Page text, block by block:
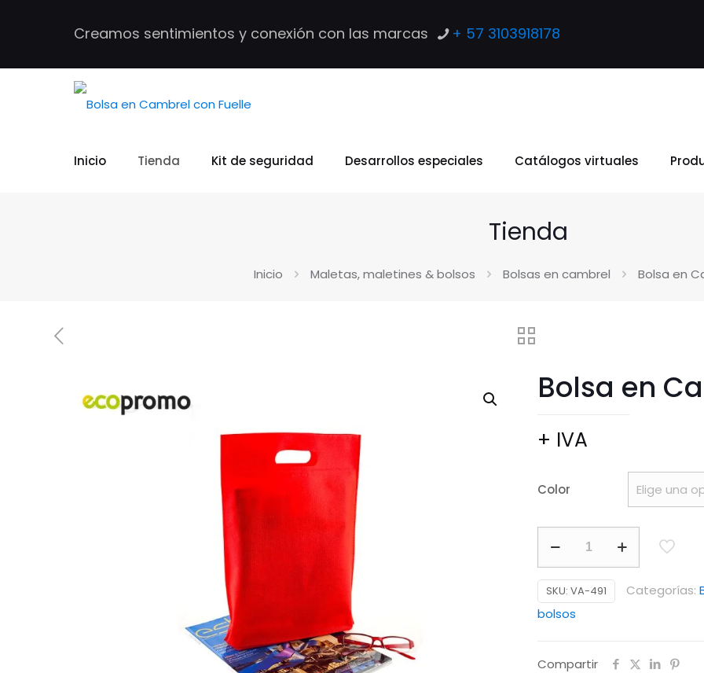
Creamos sentimientos y conexión con las marcas + 57 3103918178
Inicio Tienda Kit de seguridad Desarrollos especiales Catálogos virtuales
Tienda
Inicio Maletas, maletines & bolsos Bolsas en cambrel Bolsa en
Bolsa en
+ IVA
Color
Cambrel
con
SKU: VA-491 Categorías:
bolsos
Compartir